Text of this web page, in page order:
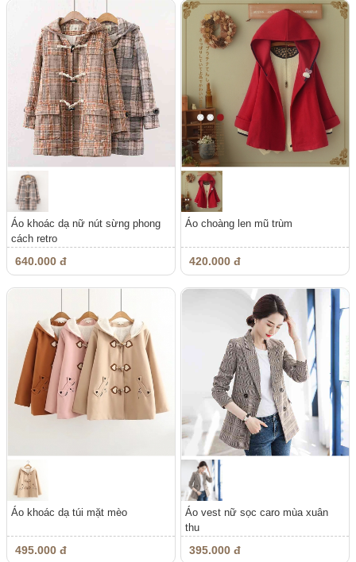
Áo khoác dạ nữ nút sừng phong
cách retro
640.000 đ
Áo choàng len mũ trùm
420.000 đ
Áo khoác dạ túi mặt mèo
495.000 đ
Áo vest nữ sọc caro mùa xuân
thu
395.000 đ